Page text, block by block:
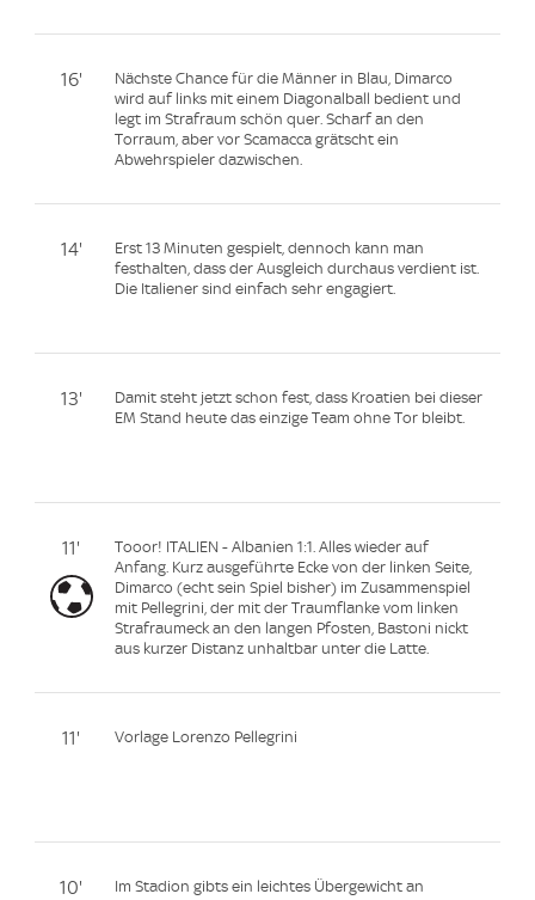
16'
Nächste Chance für die Männer in Blau, Dimarco
wird auf links mit einem Diagonalball bedient und
legt im Strafraum schön quer. Scharf an den
Torraum, aber vor Scamacca grätscht ein
Abwehrspieler dazwischen.
14'
Erst 13 Minuten gespielt, dennoch kann man
festhalten, dass der Ausgleich durchaus verdient ist.
Die Italiener sind einfach sehr engagiert.
13'
Damit steht jetzt schon fest, dass Kroatien bei dieser
EM Stand heute das einzige Team ohne Tor bleibt.
11'
Tooor! ITALIEN - Albanien 1:1. Alles wieder auf
Anfang. Kurz ausgeführte Ecke von der linken Seite,
Dimarco (echt sein Spiel bisher) im Zusammenspiel
mit Pellegrini, der mit der Traumflanke vom linken
Strafraumeck an den langen Pfosten, Bastoni nickt
aus kurzer Distanz unhaltbar unter die Latte.
11' Vorlage Lorenzo Pellegrini
10'
Im Stadion gibts ein leichtes Übergewicht an